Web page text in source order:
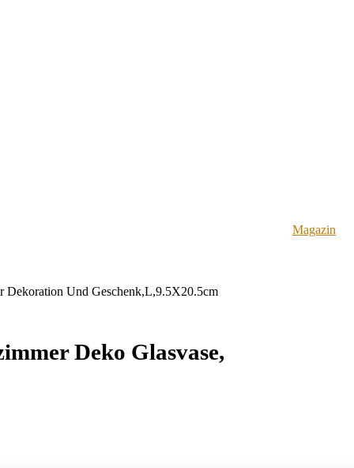
Magazin
Dekoration Und Geschenk,L,9.5X20.5cm
Deko Glasvase,